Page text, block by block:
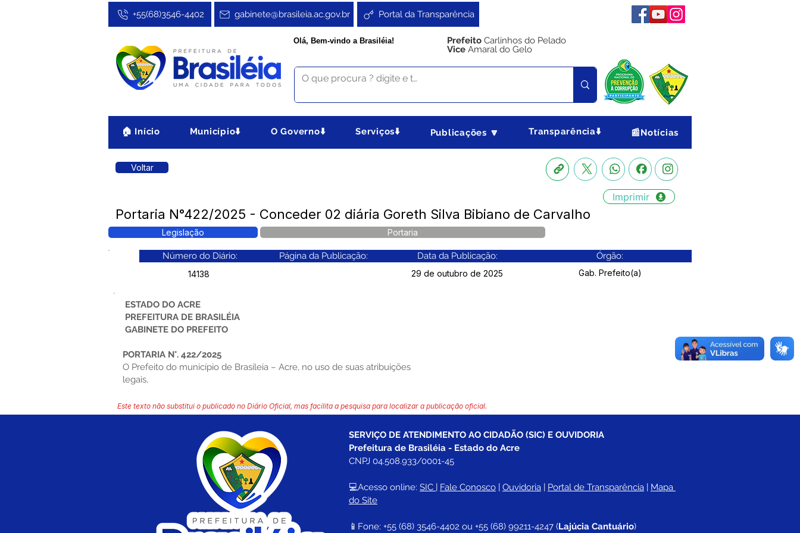
Portal da Transparência
gabinete@brasileia.ac.gov.br
+55(68)3546-4402
Olá, Bem-vindo a Brasiléia! Prefeito Carlinhos do Pelado
Vice Amaral do Gelo
🏠 Início Município⬇️ O Governo⬇️ Serviços⬇️ Publicações 🔽 Transparência⬇️ 📰Notícias
Voltar
Imprimir
Portaria N°422/2025 - Conceder 02 diária Goreth Silva Bibiano de Carvalho
Legislação Portaria
Número do Diário: Página da Publicação: Data da Publicação: Órgão:
14138 29 de outubro de 2025 Gab. Prefeito(a)
ESTADO DO ACRE
PREFEITURA DE BRASILÉIA
GABINETE DO PREFEITO
PORTARIA N°. 422/2025
O Prefeito do município de Brasileia – Acre, no uso de suas atribuições
legais,
Este texto não substitui o publicado no Diário Oficial, mas facilita a pesquisa para localizar a publicação oficial.
SERVIÇO DE ATENDIMENTO AO CIDADÃO (SIC) E OUVIDORIA
Prefeitura de Brasiléia - Estado do Acre
CNPJ 04.508.933/0001-45
💻Acesso online: SIC | Fale Conosco | Ouvidoria | Portal de Transparência | Mapa
do Site
📱Fone: +55 (68) 3546-4402 ou +55 (68) 99211-4247 (Lajúcia Cantuário)